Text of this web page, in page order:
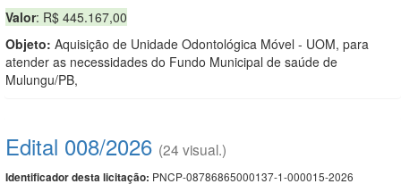
Valor: R$ 445.167,00
Objeto: Aquisição de Unidade Odontológica Móvel - UOM, para
atender as necessidades do Fundo Municipal de saúde de
Mulungu/PB,
Edital 008/2026 (24 visual.)
Identificador desta licitação: PNCP-08786865000137-1-000015-2026